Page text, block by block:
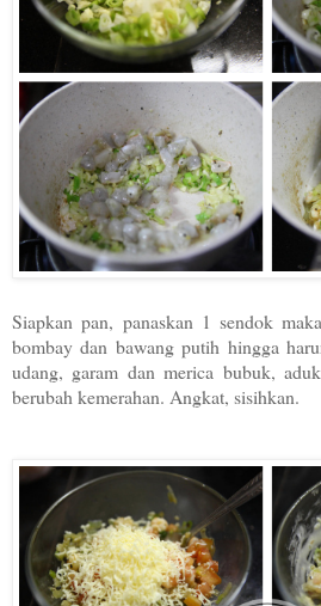
Siapkan pan, panaskan 1 sendok
bombay dan bawang putih hingga
udang, garam dan merica bubuk,
berubah kemerahan. Angkat, sisihkan.